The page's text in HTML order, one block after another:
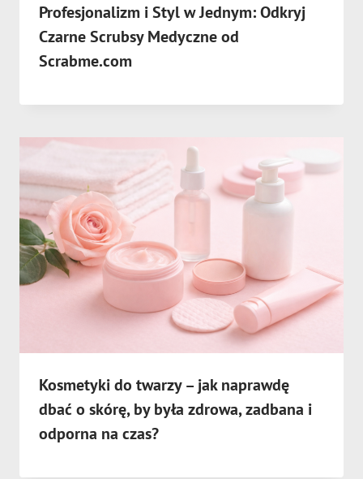
Profesjonalizm i Styl w Jednym: Odkryj
Czarne Scrubsy Medyczne od
Scrabme.com
Kosmetyki do twarzy – jak naprawdę
dbać o skórę, by była zdrowa, zadbana i
odporna na czas?